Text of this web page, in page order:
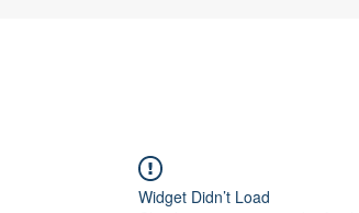
Widget Didn’t Load